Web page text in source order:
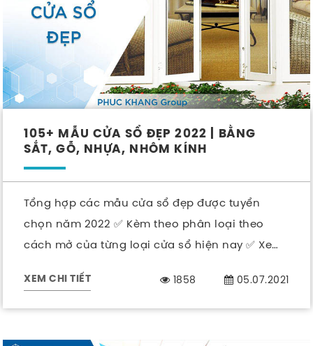
105+ MẪU CỬA SỔ ĐẸP 2022 | BẰNG
SẮT, GỖ, NHỰA, NHÔM KÍNH
Tổng hợp các mẫu cửa sổ đẹp được tuyển
chọn năm 2022 ✅ Kèm theo phân loại theo
cách mở của từng loại cửa sổ hiện nay ✅ Xem
XEM CHI TIẾT 1858 05.07.2021